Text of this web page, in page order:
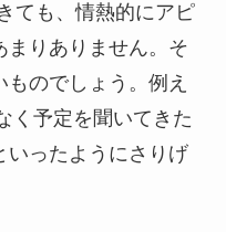
ても、情熱的にアピ
まりありません。そ
のでしょう。例え
く予定を聞いてきた
いったようにさりげ